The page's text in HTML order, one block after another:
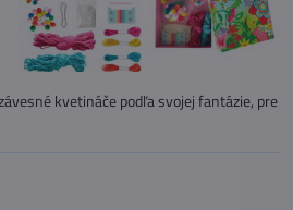
kvetináče podľa svojej fantázie, pre